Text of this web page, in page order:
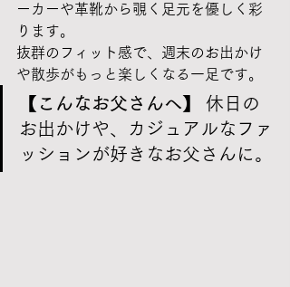
ーカーや革靴から覗く足元を優しく彩
ります。
抜群のフィット感で、週末のお出かけ
や散歩がもっと楽しくなる一足です。
【こんなお父さんへ】
休日の
お出かけや、カジュアルなファ
ッションが好きなお父さんに。